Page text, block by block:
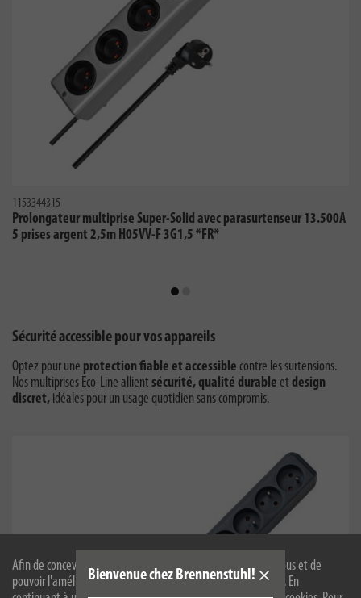
Afin de concevoir notre site web de manière optimale pour vous et de
pouvoir l'améliorer en permanence, nous utilisons des cookies. En
Bienvenue chez Brennenstuhl!
1153344315
Prolongateur multiprise Super-Solid avec parasurtenseur 13.500A
5 prises argent 2,5m H05VV-F 3G1,5 *FR*
Sécurité accessible pour vos appareils
Optez pour une protection fiable et accessible contre les surtensions.
Nos multiprises Eco-Line allient sécurité,qualité durable et design
discret, idéales pour un usage quotidien sans compromis.